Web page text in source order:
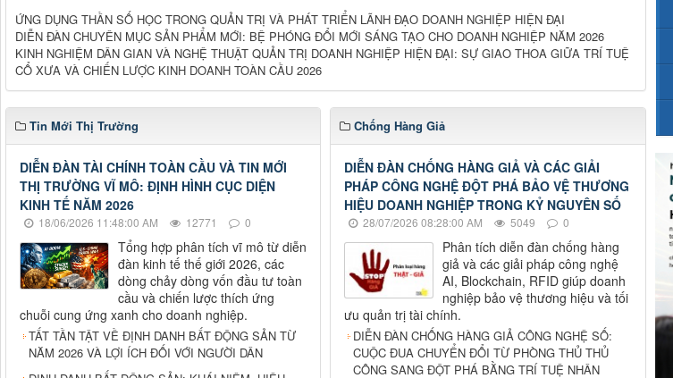
ỨNG DỤNG THẦN SỐ HỌC TRONG QUẢN TRỊ VÀ PHÁT TRIỂN LÃNH ĐẠO DOANH NGHIỆP HIỆN ĐẠI
DIỄN ĐÀN CHUYÊN MỤC SẢN PHẨM MỚI: BỆ PHÓNG ĐỔI MỚI SÁNG TẠO CHO DOANH NGHIỆP NĂM 2026
KINH NGHIỆM DÂN GIAN VÀ NGHỆ THUẬT QUẢN TRỊ DOANH NGHIỆP HIỆN ĐẠI: SỰ GIAO THOA GIỮA TRÍ TUỆ
CỔ XƯA VÀ CHIẾN LƯỢC KINH DOANH TOÀN CẦU 2026
Tin Mới Thị Trường
DIỄN ĐÀN TÀI CHÍNH TOÀN CẦU VÀ TIN MỚI
THỊ TRƯỜNG VĨ MÔ: ĐỊNH HÌNH CỤC DIỆN
KINH TẾ NĂM 2026
18/06/2026 11:48:00 AM 12771 0
Tổng hợp phân tích vĩ mô từ diễn
đàn kinh tế thế giới 2026, các
dòng chảy dòng vốn đầu tư toàn
cầu và chiến lược thích ứng
chuỗi cung ứng xanh cho doanh nghiệp.
TẤT TẦN TẬT VỀ ĐỊNH DANH BẤT ĐỘNG SẢN TỪ
NĂM 2026 VÀ LỢI ÍCH ĐỐI VỚI NGƯỜI DÂN
Chống Hàng Giả
DIỄN ĐÀN CHỐNG HÀNG GIẢ VÀ CÁC GIẢI
PHÁP CÔNG NGHỆ ĐỘT PHÁ BẢO VỆ THƯƠNG
HIỆU DOANH NGHIỆP TRONG KỶ NGUYÊN SỐ
28/07/2026 08:28:00 AM 5049 0
Phân tích diễn đàn chống hàng
giả và các giải pháp công nghệ
AI, Blockchain, RFID giúp doanh
nghiệp bảo vệ thương hiệu và tối
ưu quản trị tài chính.
DIỄN ĐÀN CHỐNG HÀNG GIẢ CÔNG NGHỆ SỐ:
CUỘC ĐUA CHUYỂN ĐỔI TỪ PHÒNG THỦ THỦ
CÔNG SANG ĐỘT PHÁ BẰNG TRÍ TUỆ NHÂN